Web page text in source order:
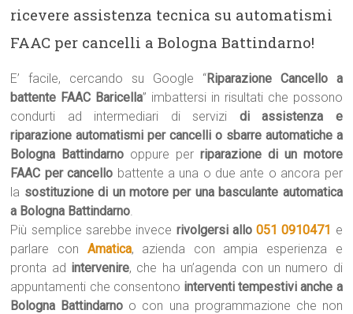
ricevere assistenza tecnica su automatismi
FAAC per cancelli a Bologna Battindarno!
E’ facile, cercando su Google “Riparazione Cancello a
battente FAAC Baricella” imbattersi in risultati che possono
condurti ad intermediari di servizi di assistenza e
riparazione automatismi per cancelli o sbarre automatiche a
Bologna Battindarno oppure per riparazione di un motore
FAAC per cancello battente a una o due ante o ancora per
la sostituzione di un motore per una basculante automatica
a Bologna Battindarno.
Più semplice sarebbe invece rivolgersi allo051 0910471 e
parlare con Amatica, azienda con ampia esperienza e
pronta ad intervenire, che ha un’agenda con un numero di
appuntamenti che consentono interventi tempestivi anche a
Bologna Battindarno o con una programmazione che non